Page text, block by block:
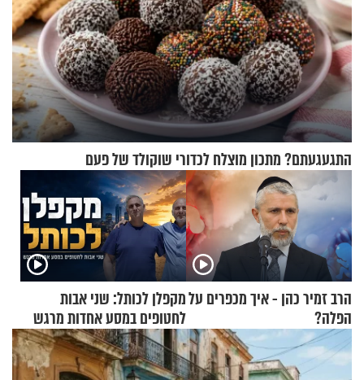
התגעגעתם? מתכון מוצלח לכדורי שוקולד של פעם
הרב זמיר כהן - איך מכפרים על
הפלה?
מקפלן לכותל: שני אבות
לחטופים במסע אחדות מרגש